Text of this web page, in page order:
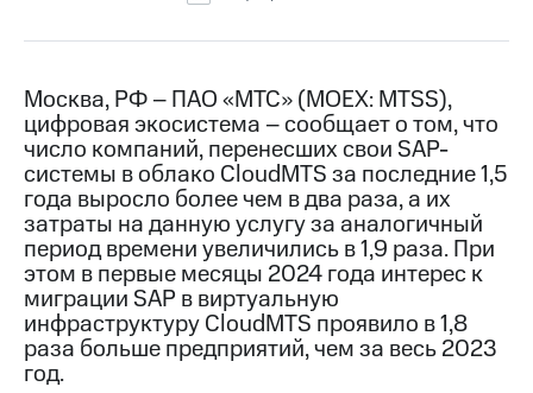
Контакты
Медиа-центр
Пресс-
релизы
МТС
о технологиях
Достижения
Москва, РФ – ПАО «МТС» (MOEX: MTSS),
цифровая экосистема – сообщает о том, что
число компаний, перенесших свои SAP-
системы в облако CloudMTS за последние 1,5
года выросло более чем в два раза, а их
затраты на данную услугу за аналогичный
период времени увеличились в 1,9 раза. При
этом в первые месяцы 2024 года интерес к
миграции SAP в виртуальную
инфраструктуру CloudMTS проявило в 1,8
раза больше предприятий, чем за весь 2023
год.